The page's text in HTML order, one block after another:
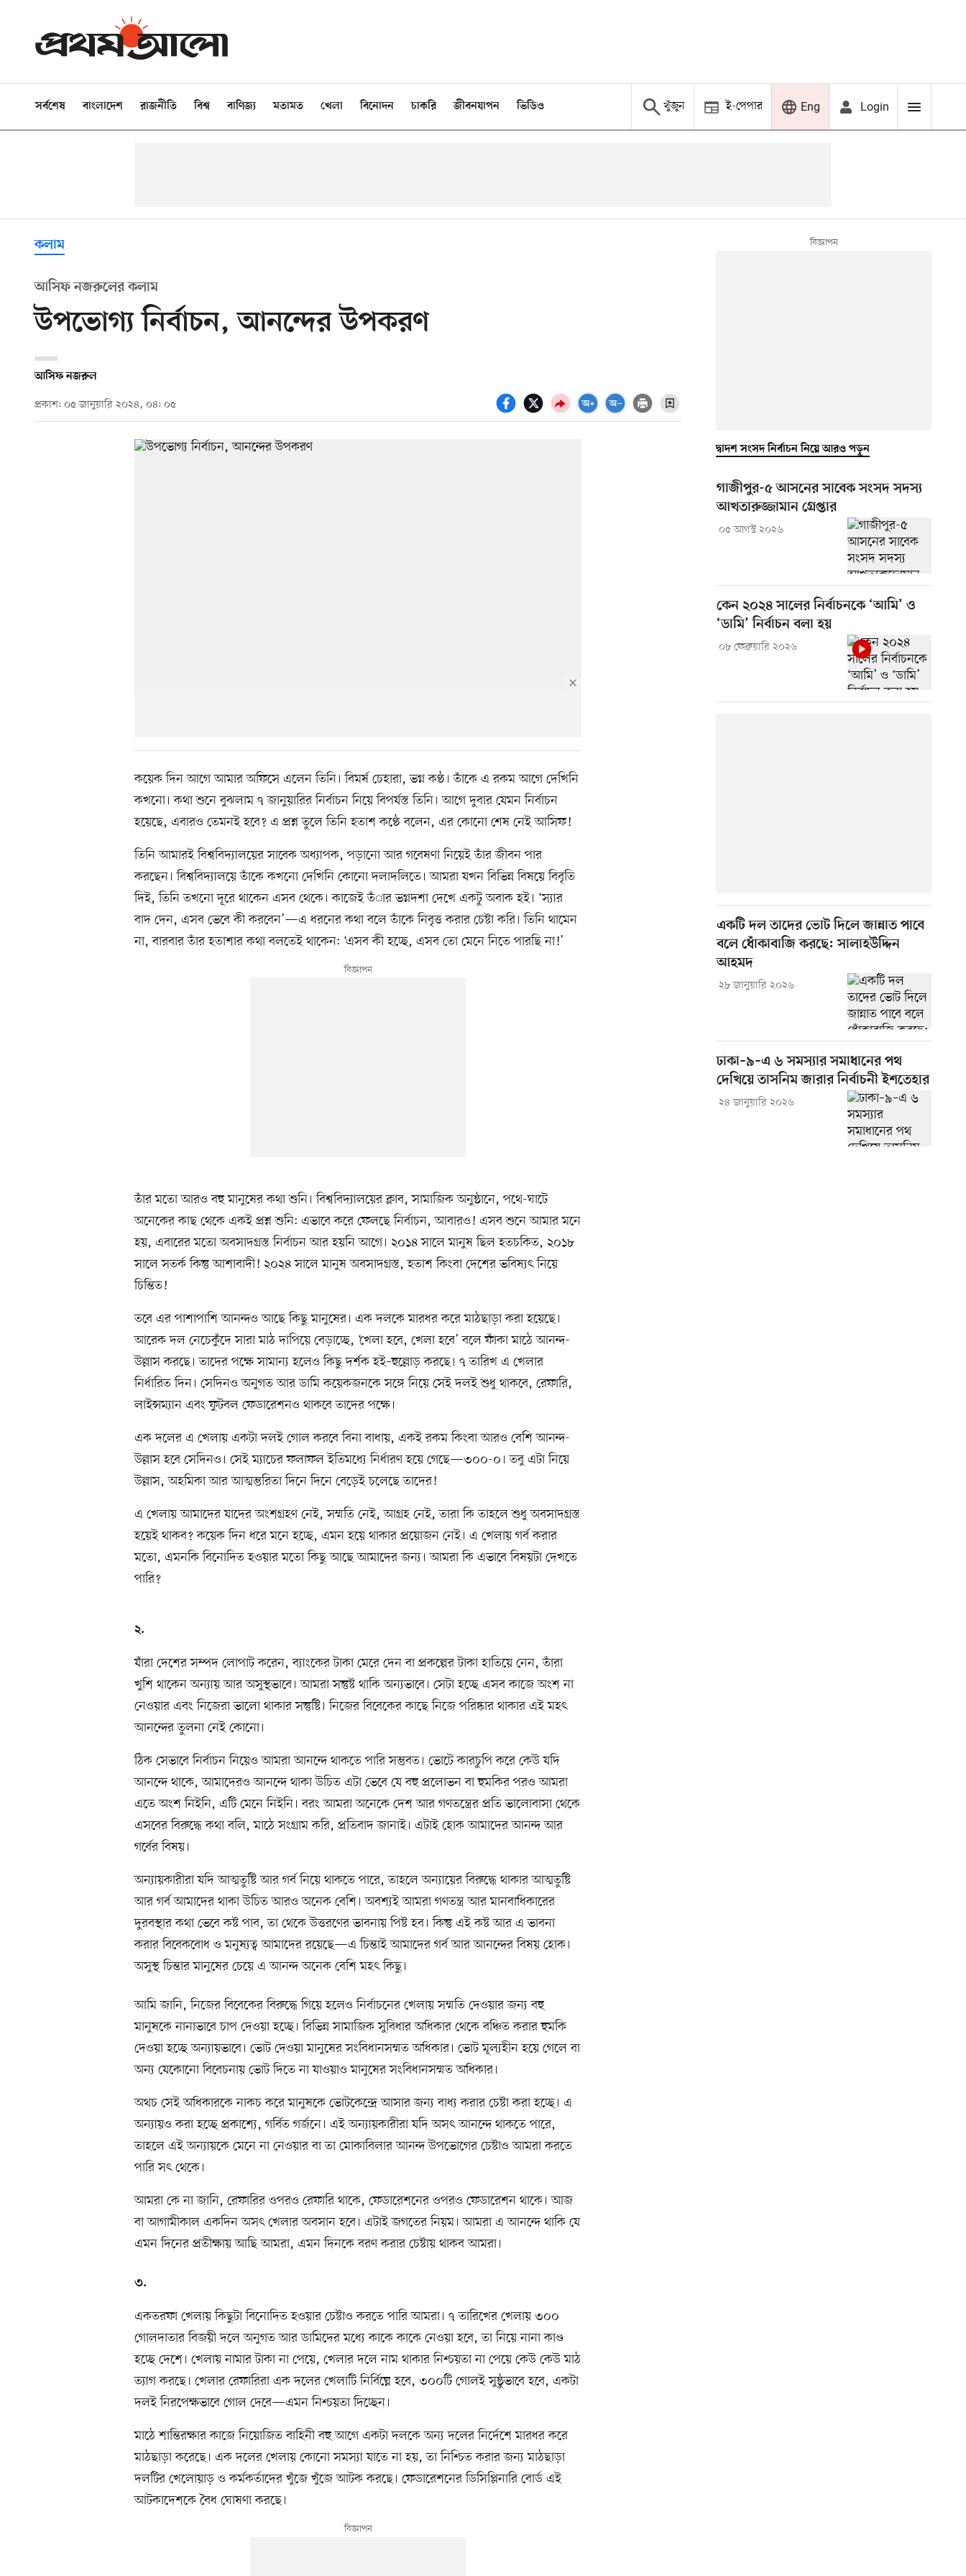
সর্বশেষ বাংলাদেশ রাজনীতি বিশ্ব বাণিজ্য মতামত খেলা বিনোদন চাকরি জীবনযাপন ভিডিও খুঁজুন ই-পেপার Eng Login
কলাম
আসিফ নজরুলের কলাম
উপভোগ্য নির্বাচন, আনন্দের উপকরণ
আসিফ নজরুল
প্রকাশ: ০৫ জানুয়ারি ২০২৪, ০৪: ০৫
কয়েক দিন আগে আমার অফিসে এলেন তিনি। বিমর্ষ চেহারা, ভগ্ন কণ্ঠ। তাঁকে এ রকম আগে দেখিনি
কখনো। কথা শুনে বুঝলাম ৭ জানুয়ারির নির্বাচন নিয়ে বিপর্যস্ত তিনি। আগে দুবার যেমন নির্বাচন
হয়েছে, এবারও তেমনই হবে? এ প্রশ্ন তুলে তিনি হতাশ কণ্ঠে বলেন, এর কোনো শেষ নেই আসিফ!
তিনি আমারই বিশ্ববিদ্যালয়ের সাবেক অধ্যাপক, পড়ানো আর গবেষণা নিয়েই তাঁর জীবন পার
করছেন। বিশ্ববিদ্যালয়ে তাঁকে কখনো দেখিনি কোনো দলাদলিতে। আমরা যখন বিভিন্ন বিষয়ে বিবৃতি
দিই, তিনি তখনো দূরে থাকেন এসব থেকে। কাজেই তঁার ভগ্নদশা দেখে একটু অবাক হই। ‘স্যার
বাদ দেন, এসব ভেবে কী করবেন’—এ ধরনের কথা বলে তাঁকে নিবৃত্ত করার চেষ্টা করি। তিনি থামেন
না, বারবার তাঁর হতাশার কথা বলতেই থাকেন: ‘এসব কী হচ্ছে, এসব তো মেনে নিতে পারছি না!’
তাঁর মতো আরও বহু মানুষের কথা শুনি। বিশ্ববিদ্যালয়ের ক্লাব, সামাজিক অনুষ্ঠানে, পথে-ঘাটে
অনেকের কাছ থেকে একই প্রশ্ন শুনি: এভাবে করে ফেলছে নির্বাচন, আবারও! এসব শুনে আমার মনে
হয়, এবারের মতো অবসাদগ্রস্ত নির্বাচন আর হয়নি আগে। ২০১৪ সালে মানুষ ছিল হতচকিত, ২০১৮
সালে সতর্ক কিন্তু আশাবাদী! ২০২৪ সালে মানুষ অবসাদগ্রস্ত, হতাশ কিংবা দেশের ভবিষ্যৎ নিয়ে
চিন্তিত!
তবে এর পাশাপাশি আনন্দও আছে কিছু মানুষের। এক দলকে মারধর করে মাঠছাড়া করা হয়েছে।
আরেক দল নেচেকুঁদে সারা মাঠ দাপিয়ে বেড়াচ্ছে, ‘খেলা হবে, খেলা হবে’ বলে ফাঁকা মাঠে আনন্দ-
উল্লাস করছে। তাদের পক্ষে সামান্য হলেও কিছু দর্শক হই–হুল্লোড় করছে। ৭ তারিখ এ খেলার
নির্ধারিত দিন। সেদিনও অনুগত আর ডামি কয়েকজনকে সঙ্গে নিয়ে সেই দলই শুধু থাকবে, রেফারি,
লাইন্সম্যান এবং ফুটবল ফেডারেশনও থাকবে তাদের পক্ষে।
এক দলের এ খেলায় একটা দলই গোল করবে বিনা বাধায়, একই রকম কিংবা আরও বেশি আনন্দ-
উল্লাস হবে সেদিনও। সেই ম্যাচের ফলাফল ইতিমধ্যে নির্ধারণ হয়ে গেছে—৩০০-০। তবু এটা নিয়ে
উল্লাস, অহমিকা আর আত্মম্ভরিতা দিনে দিনে বেড়েই চলেছে তাদের!
এ খেলায় আমাদের যাদের অংশগ্রহণ নেই, সম্মতি নেই, আগ্রহ নেই, তারা কি তাহলে শুধু অবসাদগ্রস্ত
হয়েই থাকব? কয়েক দিন ধরে মনে হচ্ছে, এমন হয়ে থাকার প্রয়োজন নেই। এ খেলায় গর্ব করার
মতো, এমনকি বিনোদিত হওয়ার মতো কিছু আছে আমাদের জন্য। আমরা কি এভাবে বিষয়টা দেখতে
পারি?
২.
যাঁরা দেশের সম্পদ লোপাট করেন, ব্যাংকের টাকা মেরে দেন বা প্রকল্পের টাকা হাতিয়ে নেন, তাঁরা
খুশি থাকেন অন্যায় আর অসুস্থভাবে। আমরা সন্তুষ্ট থাকি অন্যভাবে। সেটা হচ্ছে এসব কাজে অংশ না
নেওয়ার এবং নিজেরা ভালো থাকার সন্তুষ্টি। নিজের বিবেকের কাছে নিজে পরিষ্কার থাকার এই মহৎ
আনন্দের তুলনা নেই কোনো।
ঠিক সেভাবে নির্বাচন নিয়েও আমরা আনন্দে থাকতে পারি সম্ভবত। ভোটে কারচুপি করে কেউ যদি
আনন্দে থাকে, আমাদেরও আনন্দে থাকা উচিত এটা ভেবে যে বহু প্রলোভন বা হুমকির পরও আমরা
এতে অংশ নিইনি, এটি মেনে নিইনি। বরং আমরা অনেকে দেশ আর গণতন্ত্রের প্রতি ভালোবাসা থেকে
এসবের বিরুদ্ধে কথা বলি, মাঠে সংগ্রাম করি, প্রতিবাদ জানাই। এটাই হোক আমাদের আনন্দ আর
গর্বের বিষয়।
অন্যায়কারীরা যদি আত্মতুষ্টি আর গর্ব নিয়ে থাকতে পারে, তাহলে অন্যায়ের বিরুদ্ধে থাকার আত্মতুষ্টি
আর গর্ব আমাদের থাকা উচিত আরও অনেক বেশি। অবশ্যই আমরা গণতন্ত্র আর মানবাধিকারের
দুরবস্থার কথা ভেবে কষ্ট পাব, তা থেকে উত্তরণের ভাবনায় পিষ্ট হব। কিন্তু এই কষ্ট আর এ ভাবনা
করার বিবেকবোধ ও মনুষ্যত্ব আমাদের রয়েছে—এ চিন্তাই আমাদের গর্ব আর আনন্দের বিষয় হোক।
অসুস্থ চিন্তার মানুষের চেয়ে এ আনন্দ অনেক বেশি মহৎ কিছু।
আমি জানি, নিজের বিবেকের বিরুদ্ধে গিয়ে হলেও নির্বাচনের খেলায় সম্মতি দেওয়ার জন্য বহু
মানুষকে নানাভাবে চাপ দেওয়া হচ্ছে। বিভিন্ন সামাজিক সুবিধার অধিকার থেকে বঞ্চিত করার হুমকি
দেওয়া হচ্ছে অন্যায়ভাবে। ভোট দেওয়া মানুষের সংবিধানসম্মত অধিকার। ভোট মূল্যহীন হয়ে গেলে বা
অন্য যেকোনো বিবেচনায় ভোট দিতে না যাওয়াও মানুষের সংবিধানসম্মত অধিকার।
অথচ সেই অধিকারকে নাকচ করে মানুষকে ভোটকেন্দ্রে আসার জন্য বাধ্য করার চেষ্টা করা হচ্ছে। এ
অন্যায়ও করা হচ্ছে প্রকাশ্যে, গর্বিত গর্জনে। এই অন্যায়কারীরা যদি অসৎ আনন্দে থাকতে পারে,
তাহলে এই অন্যায়কে মেনে না নেওয়ার বা তা মোকাবিলার আনন্দ উপভোগের চেষ্টাও আমরা করতে
পারি সৎ থেকে।
আমরা কে না জানি, রেফারির ওপরও রেফারি থাকে, ফেডারেশনের ওপরও ফেডারেশন থাকে। আজ
বা আগামীকাল একদিন অসৎ খেলার অবসান হবে। এটাই জগতের নিয়ম। আমরা এ আনন্দে থাকি যে
এমন দিনের প্রতীক্ষায় আছি আমরা, এমন দিনকে বরণ করার চেষ্টায় থাকব আমরা।
৩.
একতরফা খেলায় কিছুটা বিনোদিত হওয়ার চেষ্টাও করতে পারি আমরা। ৭ তারিখের খেলায় ৩০০
গোলদাতার বিজয়ী দলে অনুগত আর ডামিদের মধ্যে কাকে কাকে নেওয়া হবে, তা নিয়ে নানা কাণ্ড
হচ্ছে দেশে। খেলায় নামার টাকা না পেয়ে, খেলার দলে নাম থাকার নিশ্চয়তা না পেয়ে কেউ কেউ মাঠ
ত্যাগ করছে। খেলার রেফারিরা এক দলের খেলাটি নির্বিঘ্নে হবে, ৩০০টি গোলই সুষ্ঠুভাবে হবে, একটা
দলই নিরপেক্ষভাবে গোল দেবে—এমন নিশ্চয়তা দিচ্ছেন।
মাঠে শান্তিরক্ষার কাজে নিয়োজিত বাহিনী বহু আগে একটা দলকে অন্য দলের নির্দেশে মারধর করে
মাঠছাড়া করেছে। এক দলের খেলায় কোনো সমস্যা যাতে না হয়, তা নিশ্চিত করার জন্য মাঠছাড়া
দলটির খেলোয়াড় ও কর্মকর্তাদের খুঁজে খুঁজে আটক করছে। ফেডারেশনের ডিসিপ্লিনারি বোর্ড এই
আটকাদেশকে বৈধ ঘোষণা করছে।
দ্বাদশ সংসদ নির্বাচন নিয়ে আরও পড়ুন
গাজীপুর-৫ আসনের সাবেক সংসদ সদস্য
আখতারুজ্জামান গ্রেপ্তার
০৫ আগস্ট ২০২৬
কেন ২০২৪ সালের নির্বাচনকে ‘আমি’ ও
‘ডামি’ নির্বাচন বলা হয়
০৮ ফেব্রুয়ারি ২০২৬
একটি দল তাদের ভোট দিলে জান্নাত পাবে
বলে ধোঁকাবাজি করছে: সালাহউদ্দিন
আহমদ
২৮ জানুয়ারি ২০২৬
ঢাকা–৯–এ ৬ সমস্যার সমাধানের পথ
দেখিয়ে তাসনিম জারার নির্বাচনী ইশতেহার
২৪ জানুয়ারি ২০২৬